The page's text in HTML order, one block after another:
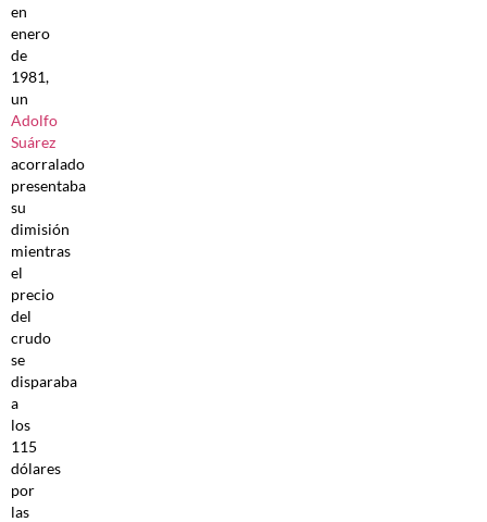
en
enero
de
1981,
un
Adolfo
Suárez
acorralado
presentaba
su
dimisión
mientras
el
precio
del
crudo
se
disparaba
a
los
115
dólares
por
las